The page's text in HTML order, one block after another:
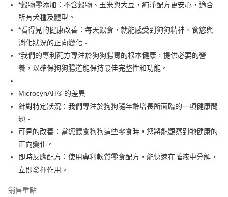
*穀物零添加：不含穀物、玉米與大豆，純淨配方更安心，適合
所有犬種及體型。
*看得見的健康改善：每天餵食，就能感受到狗狗精神、食慾與
消化狀況的正向變化。
*我們的專利配方專注於狗狗腸胃的根本健康，提供必要的營
養，以確保狗狗腸道能保持最佳完整性和功能。
MicrocynAH® 的差異
針對特定狀況：我們專注於狗狗隨年齡增長所面臨的一項健康問
題。
可見的改善：當您餵食狗狗這些零食時，您將能觀察到牠健康的
正向變化。
即時反應配方：使用專利軟質零食配方，能快速在唾液中分解，
立即發揮作用。
銷售重點